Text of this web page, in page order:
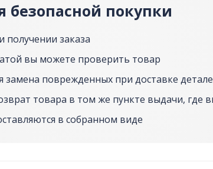
безопасной покупки
получении заказа
вы можете проверить товар
замена поврежденных при доставке
товара в том же пункте выдачи, где
в собранном виде